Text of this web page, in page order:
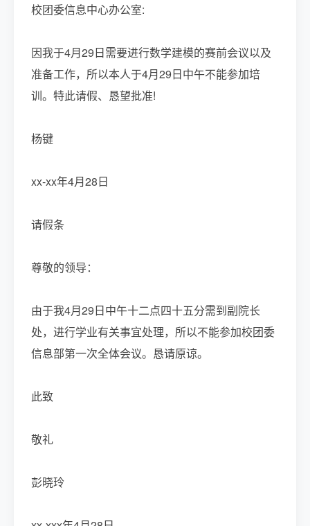
校团委信息中心办公室:
因我于4月29日需要进行数学建模的赛前会议以及
准备工作，所以本人于4月29日中午不能参加培
训。特此请假、恳望批准!
杨键
xx-xx年4月28日
请假条
尊敬的领导：
由于我4月29日中午十二点四十五分需到副院长
处，进行学业有关事宜处理，所以不能参加校团委
信息部第一次全体会议。恳请原谅。
此致
敬礼
彭晓玲